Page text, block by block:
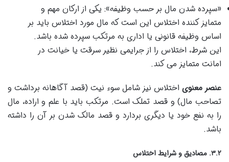
«سپرده شدن مال بر حسب وظیفه»: یکی از ارکان مهم و
متمایز کننده اختلاس این است که مال مورد اختلاس باید بر
اساس وظیفه قانونی یا اداری به مرتکب سپرده شده باشد.
این شرط، اختلاس را از جرایمی نظیر سرقت یا خیانت در
امانت متمایز می کند.
عنصر معنوی اختلاس نیز شامل سوء نیت (قصد آگاهانه برداشت و
تصاحب مال) و قصد تملک است. مرتکب باید با علم و اراده، مال
را به نفع خود یا دیگری بردارد و قصد مالک شدن بر آن را داشته
باشد.
۳.۲. مصادیق و شرایط اختلاس